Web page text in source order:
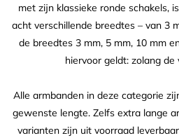
met zijn klassieke ronde schakels,
acht verschillende breedtes – van 3
de breedtes 3 mm, 5 mm, 10 mm
hiervoor geldt: zolang
Alle armbanden in deze categorie
gewenste lengte. Zelfs extra lange
varianten zijn uit voorraad